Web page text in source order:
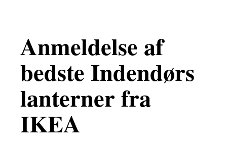
Anmeldelse af
bedste Indendørs
lanterner fra
IKEA